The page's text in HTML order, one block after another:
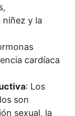
niñez y la
cardíaca
: Los
son
sexual, la